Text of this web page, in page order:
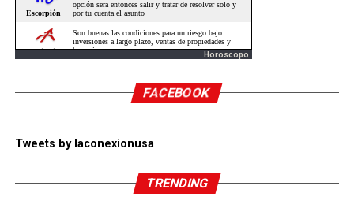
Horoscopo
FACEBOOK
Tweets by laconexionusa
TRENDING